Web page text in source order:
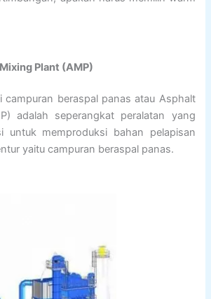
Plant (AMP)
campuran beraspal panas atau Asphalt
adalah seperangkat peralatan yang
untuk memproduksi bahan pelapisan
yaitu campuran beraspal panas.